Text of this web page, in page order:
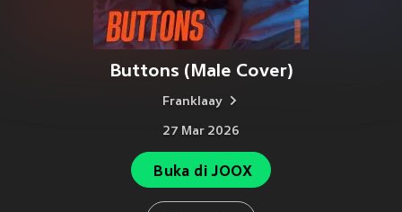
Buttons (Male Cover)
Franklaay
27 Mar 2026
Buka di JOOX